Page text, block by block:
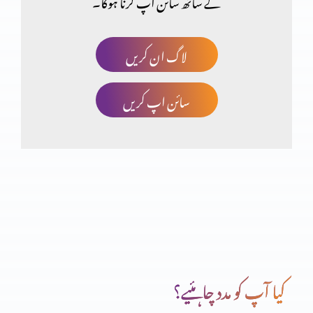
ایب جوئی سے ممانعت
آنحضرت پر ایمان
خدا ایک ہے یا تین ؟
لاگ ان کریں
سائن اپ کریں
کیا آپ کو مدد چاہئیے؟